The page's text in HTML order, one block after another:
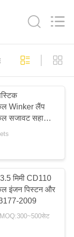
parts
Winker लैंप
सजावट सहायक
मिमी CD110
इंजन पिस्टन और
2009
MOQ:300~500सेट